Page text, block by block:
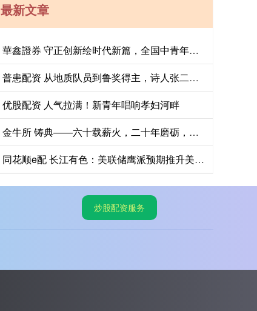
最新文章
華鑫證券 守正创新绘时代新篇，全国中青年创新艺术展登陆中国美术馆
普患配资 从地质队员到鲁奖得主，诗人张二棍分享写作与人生：“因为苍天在上，我愿埋首人间”
优股配资 人气拉满！新青年唱响孝妇河畔
金牛所 铸典——六十载薪火，二十年磨砺，《现代汉语大词典》出版
同花顺e配 长江有色：美联储鹰派预期推升美指位居13个月高位 25日镍价或小跌
炒股配资服务